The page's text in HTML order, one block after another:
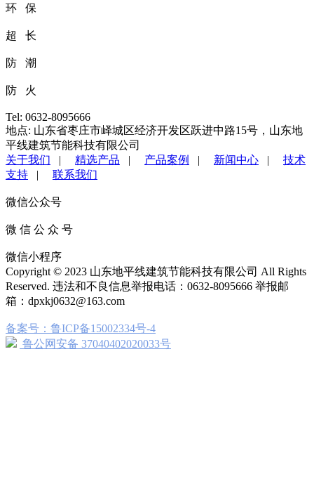
环 保
超 长
防 潮
防 火
Tel: 0632-8095666
地点: 山东省枣庄市峄城区经济开发区跃进中路15号，山东地
平线建筑节能科技有限公司
关于我们 | 精选产品 | 产品案例 | 新闻中心 | 技术
支持 | 联系我们
微信公众号
微 信 公 众 号
微信小程序
Copyright © 2023 山东地平线建筑节能科技有限公司 All Rights
Reserved. 违法和不良信息举报电话：0632-8095666 举报邮
箱：dpxkj0632@163.com
备案号：鲁ICP备15002334号-4
鲁公网安备 37040402020033号